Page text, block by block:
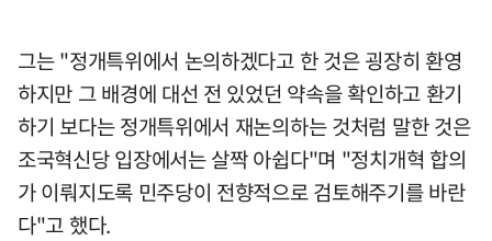
그는 "정개특위에서 논의하겠다고 한 것은 굉장히 환영
하지만 그 배경에 대선 전 있었던 약속을 확인하고 환기
하기 보다는 정개특위에서 재논의하는 것처럼 말한 것은
조국혁신당 입장에서는 살짝 아쉽다"며 "정치개혁 합의
가 이뤄지도록 민주당이 전향적으로 검토해주기를 바란
다"고 했다.